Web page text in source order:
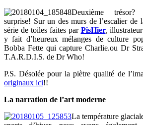
Deuxième trésor?
surprise! Sur un des murs de l’escalier de
série de toiles faites par PisHier,
y fait d’heureux mélanges de culture
Bobba Fette qui capture Charlie.ou Dr
T.A.R.D.I.S. de Dr Who!
P.S. Désolée pour la piètre qualité de
originaux ici!!
La narration de l’art moderne
La température